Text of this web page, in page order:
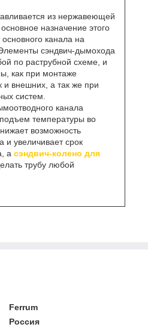
из нержавеющей
назначение этого
канала на
сэндвич-дымохода
по раструбной схеме, и
как при монтаже
и внешних, а так же при
систем.
канала
температуры во
возможность
и увеличивает срок
а сэндвич-колено для
трубу любой
Ferrum
Россия